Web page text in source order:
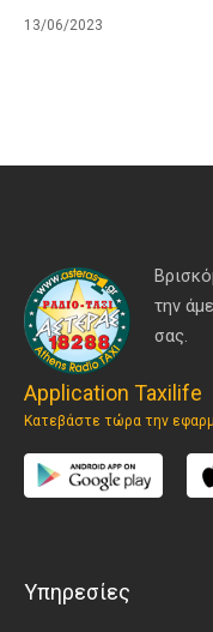
13/06/2023
την
σας.
Application Taxilife
Κατεβάστε τώρα την
Υπηρεσίες